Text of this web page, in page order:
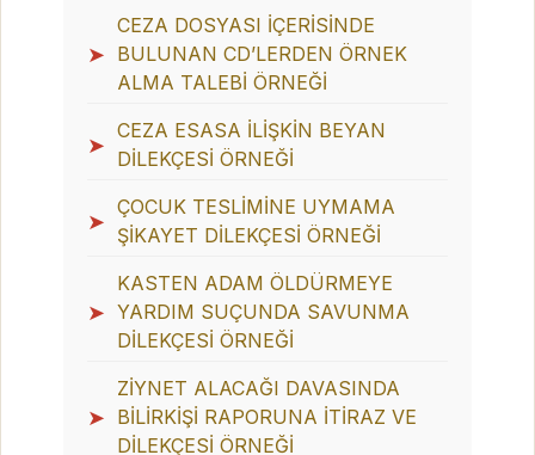
➤
CEZA DOSYASI İÇERİSİNDE
BULUNAN CD’LERDEN ÖRNEK
ALMA TALEBİ ÖRNEĞİ
➤
CEZA ESASA İLİŞKİN BEYAN
DİLEKÇESİ ÖRNEĞİ
➤
ÇOCUK TESLİMİNE UYMAMA
ŞİKAYET DİLEKÇESİ ÖRNEĞİ
➤
KASTEN ADAM ÖLDÜRMEYE
YARDIM SUÇUNDA SAVUNMA
DİLEKÇESİ ÖRNEĞİ
➤
ZİYNET ALACAĞI DAVASINDA
BİLİRKİŞİ RAPORUNA İTİRAZ VE
DİLEKÇESİ ÖRNEĞİ